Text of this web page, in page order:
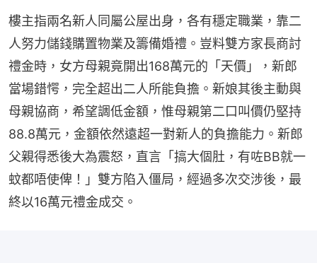
樓主指兩名新人同屬公屋出身，各有穩定職業，靠二
人努力儲錢購置物業及籌備婚禮。豈料雙方家長商討
禮金時，女方母親竟開出168萬元的「天價」，新郎
當場錯愕，完全超出二人所能負擔。新娘其後主動與
母親協商，希望調低金額，惟母親第二口叫價仍堅持
88.8萬元，金額依然遠超一對新人的負擔能力。新郎
父親得悉後大為震怒，直言「搞大個肚，有咗BB就一
蚊都唔使俾！」雙方陷入僵局，經過多次交涉後，最
終以16萬元禮金成交。